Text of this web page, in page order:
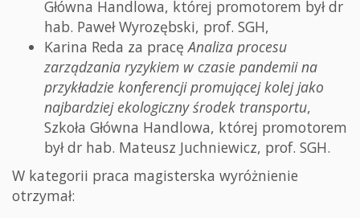
Główna Handlowa, której promotorem był dr
hab. Paweł Wyrozębski, prof. SGH,
Karina Reda za pracęAnaliza procesu
zarządzania ryzykiem w czasie pandemii na
przykładzie konferencji promującej kolej jako
najbardziej ekologiczny środek transportu,
Szkoła Główna Handlowa, której promotorem
był dr hab. Mateusz Juchniewicz, prof. SGH.
W kategorii praca magisterska wyróżnienie
otrzymał: